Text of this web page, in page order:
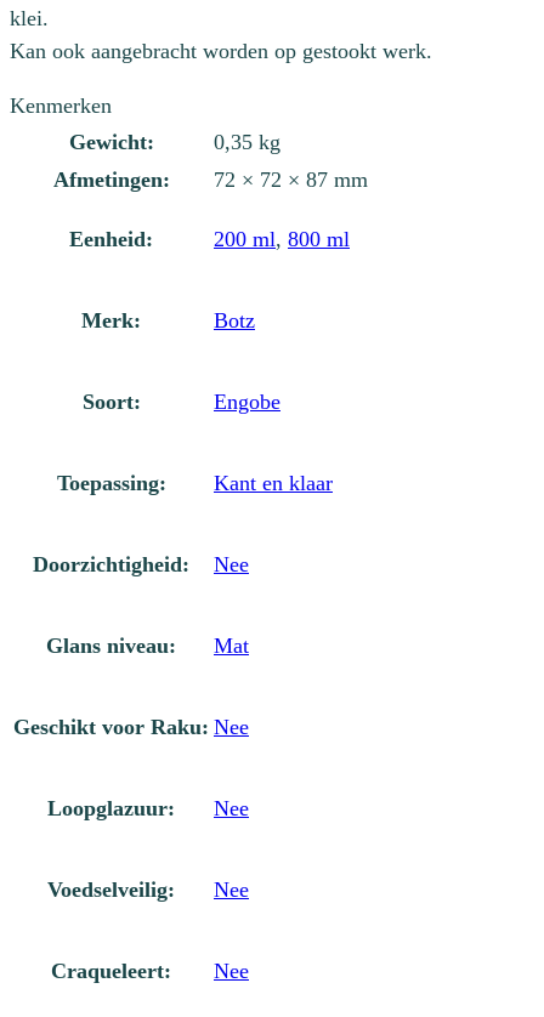
klei.
Kan ook aangebracht worden op gestookt werk.
Kenmerken
Gewicht:
0,35 kg
Afmetingen:
72 × 72 × 87 mm
Eenheid: 200 ml, 800 ml
Merk: Botz
Soort: Engobe
Toepassing: Kant en klaar
Doorzichtigheid: Nee
Glans niveau: Mat
Geschikt voor Raku: Nee
Loopglazuur: Nee
Voedselveilig: Nee
Craqueleert: Nee